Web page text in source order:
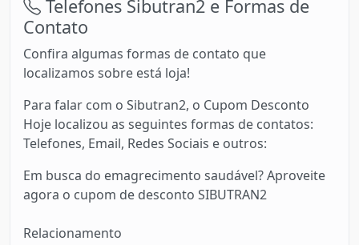
Telefones Sibutran2 e Formas de
Contato
Confira algumas formas de contato que
localizamos sobre está loja!
Para falar com o Sibutran2, o Cupom Desconto
Hoje localizou as seguintes formas de contatos:
Telefones, Email, Redes Sociais e outros:
Em busca do emagrecimento saudável? Aproveite
agora o cupom de desconto SIBUTRAN2
Relacionamento